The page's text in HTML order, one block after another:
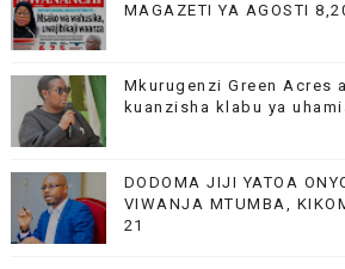
MAGAZETI YA AGOSTI
Mkurugenzi Green Acres
kuanzisha klabu ya
DODOMA JIJI YATOA
VIWANJA MTUMBA,
21